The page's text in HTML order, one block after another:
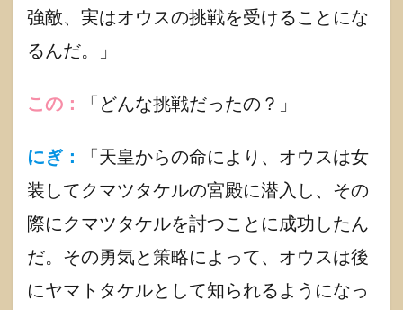
【に
ぎこ
の】
紹介
にぎこ
にぎこ
ク
1.3.3
の公式
強敵、実はオウスの挑戦を受けることにな
るんだ。」
この： 「どんな挑戦だったの？」
にぎ：
「天皇からの命により、オウスは女
装してクマツタケルの宮殿に潜入し、その
際にクマツタケルを討つことに成功したん
だ。その勇気と策略によって、オウスは後
にヤマトタケルとして知られるようになっ